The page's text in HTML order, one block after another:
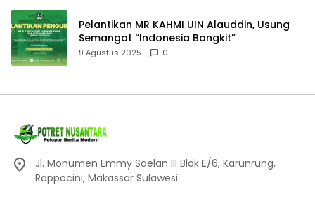
Pelantikan MR KAHMI UIN Alauddin, Usung
Semangat “Indonesia Bangkit”
9 Agustus 2025 0
Jl. Monumen Emmy Saelan III Blok E/6, Karunrung,
Rappocini, Makassar Sulawesi